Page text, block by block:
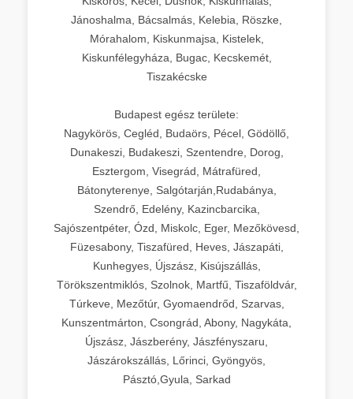
Jánoshalma, Bácsalmás, Kelebia, Röszke,
Mórahalom, Kiskunmajsa, Kistelek,
Kiskunfélegyháza, Bugac, Kecskemét,
Tiszakécske
Budapest egész területe:
Nagykörös, Cegléd, Budaörs, Pécel, Gödöllő,
Dunakeszi, Budakeszi, Szentendre, Dorog,
Esztergom, Visegrád, Mátrafüred,
Bátonyterenye, Salgótarján,Rudabánya,
Szendrő, Edelény, Kazincbarcika,
Sajószentpéter, Ózd, Miskolc, Eger, Mezőkövesd,
Füzesabony, Tiszafüred, Heves, Jászapáti,
Kunhegyes, Újszász, Kisújszállás,
Törökszentmiklós, Szolnok, Martfű, Tiszaföldvár,
Túrkeve, Mezőtúr, Gyomaendrőd, Szarvas,
Kunszentmárton, Csongrád, Abony, Nagykáta,
Újszász, Jászberény, Jászfényszaru,
Jászárokszállás, Lőrinci, Gyöngyös,
Pásztó,Gyula, Sarkad